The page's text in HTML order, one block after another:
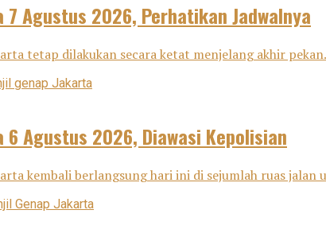
7 Agustus 2026, Perhatikan Jadwalnya
tetap dilakukan secara ketat menjelang akhir
6 Agustus 2026, Diawasi Kepolisian
kembali berlangsung hari ini di sejumlah ruas